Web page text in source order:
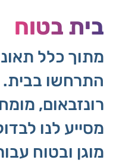
בית בטוח
התרחשו בבית.
רונזבאום,
מסייע לנו
מוגן ובטוח